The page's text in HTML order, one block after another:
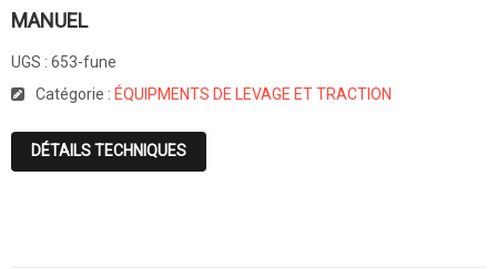
MANUEL
UGS : 653-fune
Catégorie : ÉQUIPMENTS DE LEVAGE ET TRACTION
DÉTAILS TECHNIQUES